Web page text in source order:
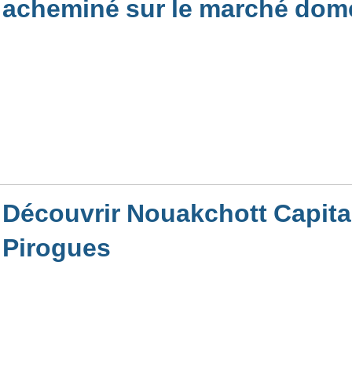
acheminé sur le marché
Découvrir Nouakchott
Pirogues